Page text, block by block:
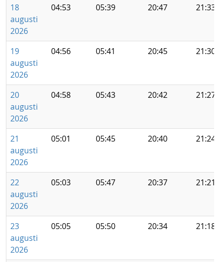
18
augusti
2026
04:53 05:39 20:47 21:33
19
augusti
2026
04:56 05:41 20:45 21:30
20
augusti
2026
04:58 05:43 20:42 21:27
21
augusti
2026
05:01 05:45 20:40 21:24
22
augusti
2026
05:03 05:47 20:37 21:21
23
augusti
2026
05:05 05:50 20:34 21:18